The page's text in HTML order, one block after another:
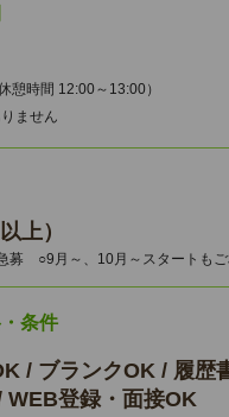
時間 12:00～13:00）
ません
上）
○9月～、10月～スタートもご
条件
/ ブランクOK / 履歴
WEB登録・面接OK